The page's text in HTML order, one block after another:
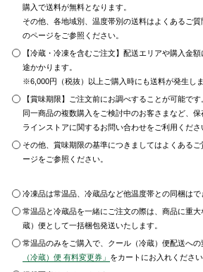
購入で送料が無料となります。
その他、各地域別、温度帯別の送料はよくあるご質
のページをご参照ください。
【冷蔵・冷凍を含むご注文】配送エリアや購入金
途かかります。
※6,000円（税抜）以上ご購入時にも送料が発生し
【賞味期限】ご注文前にお調べすることが可能です
同一商品の複数購入をご検討中のお客さまなど、
ラインストアに関するお問い合わせをご利用くださ
その他、賞味期限の基準につきましてはよくあるご
ージをご参照ください。
冷凍品は常温品、冷蔵品など他温度帯との同梱はで
常温品と冷蔵品を一緒にご注文の際は、商品に重
蔵）便として一括梱包発送いたします。
常温品のみをご購入で、クール（冷蔵）便配送へ
（冷蔵）便 有料変更券」 をカートにお入れください